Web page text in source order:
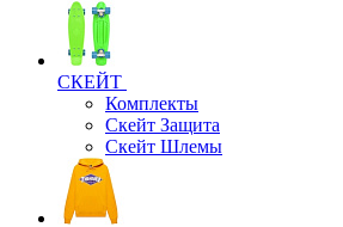
СКЕЙТ
Комплекты
Скейт Защита
Скейт Шлемы